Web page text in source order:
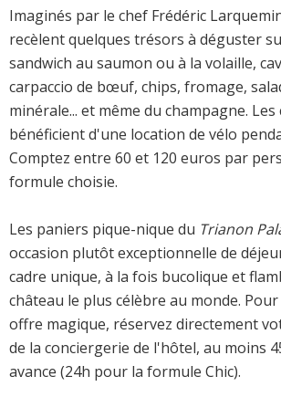
Imaginés par le chef Frédéric
recèlent quelques trésors à déguster
sandwich au saumon ou à la volaille,
carpaccio de bœuf, chips, fromage,
minérale... et même du champagne.
bénéficient d'une location de vélo
Comptez entre 60 et 120 euros par
formule choisie.
Les paniers pique-nique du Trianon
occasion plutôt exceptionnelle de
cadre unique, à la fois bucolique et
château le plus célèbre au monde.
offre magique, réservez directement
de la conciergerie de l'hôtel, au moins
avance (24h pour la formule Chic).